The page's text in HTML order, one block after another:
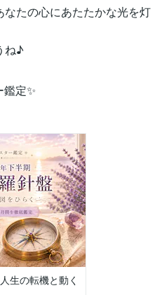
たの心にあたたかな光を灯
ね♪
定✨
生の転機と動く